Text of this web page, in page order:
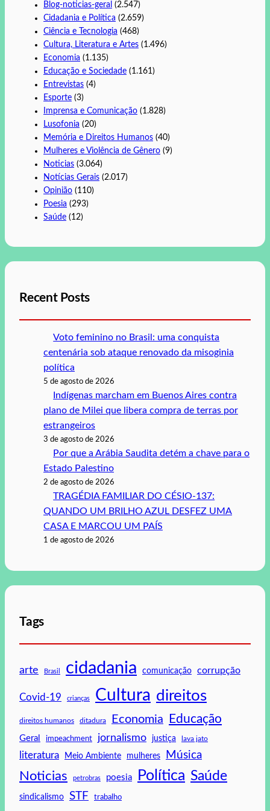
Blog-noticias-geral (2.547)
Cidadania e Política (2.659)
Ciência e Tecnologia (468)
Cultura, Literatura e Artes (1.496)
Economia (1.135)
Educação e Sociedade (1.161)
Entrevistas (4)
Esporte (3)
Imprensa e Comunicação (1.828)
Lusofonia (20)
Memória e Direitos Humanos (40)
Mulheres e Violência de Gênero (9)
Noticias (3.064)
Notícias Gerais (2.017)
Opinião (110)
Poesia (293)
Saúde (12)
Recent Posts
Voto feminino no Brasil: uma conquista
centenária sob ataque renovado da misoginia
política
5 de agosto de 2026
Indígenas marcham em Buenos Aires contra
plano de Milei que libera compra de terras por
estrangeiros
3 de agosto de 2026
Por que a Arábia Saudita detém a chave para o
Estado Palestino
2 de agosto de 2026
TRAGÉDIA FAMILIAR DO CÉSIO-137:
QUANDO UM BRILHO AZUL DESFEZ UMA
CASA E MARCOU UM PAÍS
1 de agosto de 2026
Tags
arte Brasil cidadania comunicação corrupção
Covid-19 crianças Cultura direitos
direitos humanos ditadura Economia Educação
Geral impeachment jornalismo justiça lava jato
literatura Meio Ambiente mulheres Música
Noticias petrobras poesia Política Saúde
sindicalismo STF trabalho